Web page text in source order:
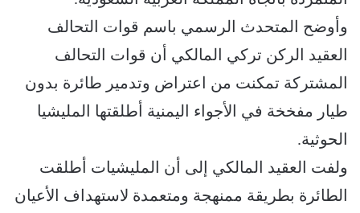
وأوضح المتحدث الرسمي باسم قوات التحالف
العقيد الركن تركي المالكي أن قوات التحالف
المشتركة تمكنت من اعتراض وتدمير طائرة بدون
طيار مفخخة في الأجواء اليمنية أطلقتها المليشيا
الحوثية.
ولفت العقيد المالكي إلى أن المليشيات أطلقت
الطائرة بطريقة ممنهجة ومتعمدة لاستهداف الأعيان